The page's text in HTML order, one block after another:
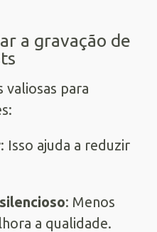
a gravação de
valiosas para
: Isso ajuda a reduzir
: Menos
a qualidade.